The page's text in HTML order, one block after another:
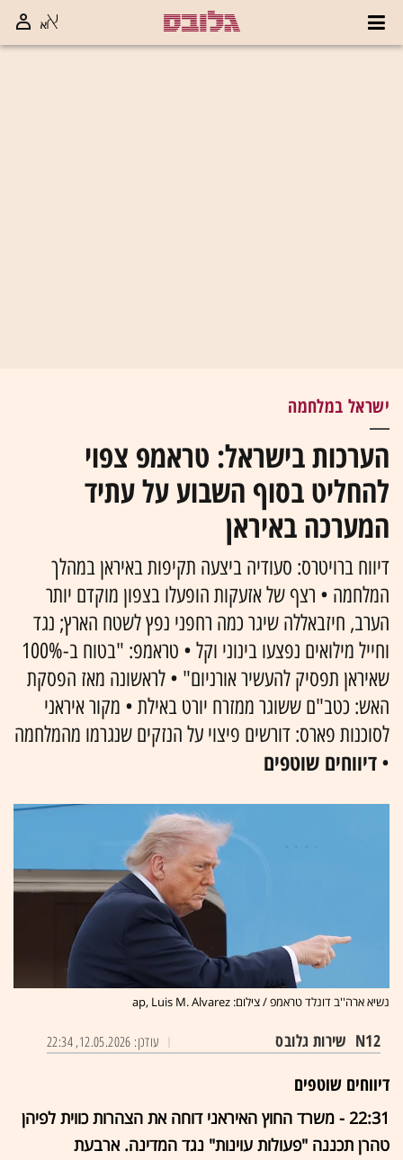
ישראל במלחמה
הערכות בישראל: טראמפ צפוי
להחליט בסוף השבוע על עתיד
המערכה באיראן
דיווח ברויטרס: סעודיה ביצעה תקיפות באיראן במהלך
המלחמה • רצף של אזעקות הופעלו בצפון מוקדם יותר
הערב, חיזבאללה שיגר כמה רחפני נפץ לשטח הארץ; נגד
וחייל מילואים נפצעו בינוני וקל • טראמפ: "בטוח ב-100%
שאיראן תפסיק להעשיר אורניום" • לראשונה מאז הפסקת
האש: כטב"ם ששוגר ממזרח יורט באילת • מקור איראני
לסוכנות פארס: דורשים פיצוי על הנזקים שנגרמו מהמלחמה
• דיווחים שוטפים
נשיא ארה''ב דונלד טראמפ / צילום: ap, Luis M. Alvarez
N12 שירות גלובס עודכן: 12.05.2026, 22:34
דיווחים שוטפים
22:31 - משרד החוץ האיראני דוחה את הצהרות כווית לפיהן
טהרן תכננה "פעולות עוינות" נגד המדינה. ארבעת